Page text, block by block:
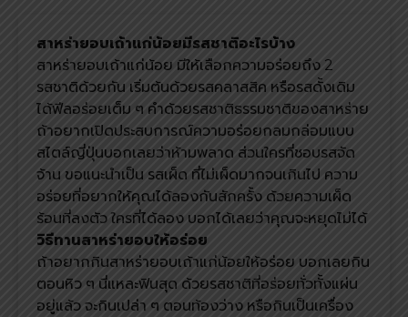
สาหร่ายอบเถ้าแก่น้อยมีรสชาติอะไรบ้าง
สาหร่ายอบเถ้าแก่น้อย มีให้เลือกความอร่อยถึง 2
รสชาติด้วยกัน เริ่มต้นด้วยรสคลาสสิค หรือรสดั้งเดิม
ได้ฟีลอร่อยเต็ม ๆ คำด้วยรสชาติธรรมชาติของสาหร่าย
ถ้าอยากเปิดประสบการณ์ความอร่อยกลมกล่อมแบบ
สไตล์ญี่ปุ่นบอกเลยว่าห้ามพลาด ส่วนใครที่ชอบรสจัด
จ้าน ขอแนะนำเป็น รสเผ็ด ที่ไม่เผ็ดมากจนเกินไป ความ
อร่อยที่อยากให้คุณได้ลองกันสักครั้ง ด้วยความเผ็ด
ร้อนที่ลงตัว ใครที่ได้ลอง บอกได้เลยว่าคุณจะหยุดไม่ได้
วิธีทานสาหร่ายอบให้อร่อย
ถ้าอยากกินสาหร่ายอบเถ้าแก่น้อยให้อร่อย บอกเลยกิน
ตอนหิว ๆ นี่แหละฟินสุด ด้วยรสชาติที่อร่อยทั่วทั้งแผ่น
อยู่แล้ว จะกินเปล่า ๆ ตอนท้องว่าง หรือกินเป็นเครื่อง